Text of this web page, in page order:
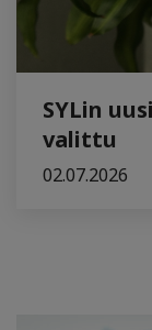
SYLin
valittu
02.07.2026